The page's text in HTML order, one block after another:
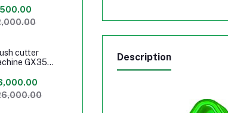
cutter
GX35
Description